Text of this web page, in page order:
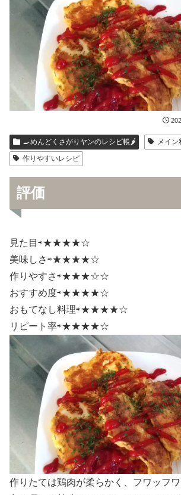
🍳めんどくさがりヤンのレシピ帳🌶
メイン
作りやすいレシピ
評価
見た目⇨★★★★☆
美味しさ⇨★★★★☆
作りやすさ⇨★★★☆☆
おすすめ度⇨★★★★☆
おもてなし料理⇨★★★★☆
リピート率⇨★★★★☆
作りたては鶏肉が柔らかく、フワッフ